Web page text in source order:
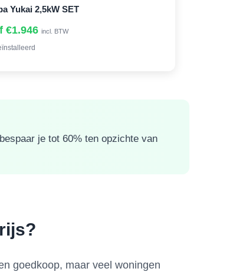
Yukai 2,5kW SET
€1.946 incl. BTW
je tot 60% ten opzichte van
goedkoop, maar veel woningen